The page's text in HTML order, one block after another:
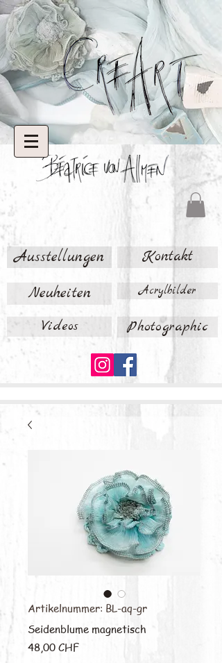
Ausstellungen Kontakt
Neuheiten Acrylbilder
Videos Photographic
Artikelnummer: BL-aq-gr
Seidenblume magnetisch
48,00 CHFPreis